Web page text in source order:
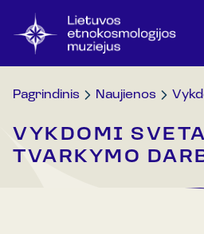
Pagrindinis Naujienos
VYKDOMI
TVARKYMO